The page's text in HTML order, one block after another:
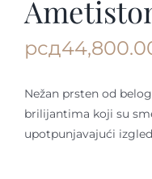
Prstenje
Nakit
рсд
Nežan prsten od
brilijantima koji su
upotpunjavajući